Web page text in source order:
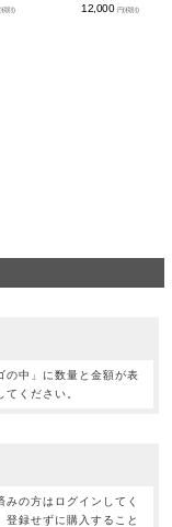
税別)
12,000 円(税別)
の中」に数量と金額が表
ください。
みの方はログインしてく
録せずに購入すること